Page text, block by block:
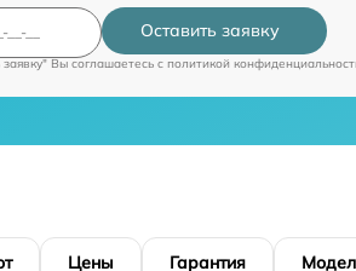
Оставить заявку
Вы соглашаетесь c политикой
Цены Гарантия